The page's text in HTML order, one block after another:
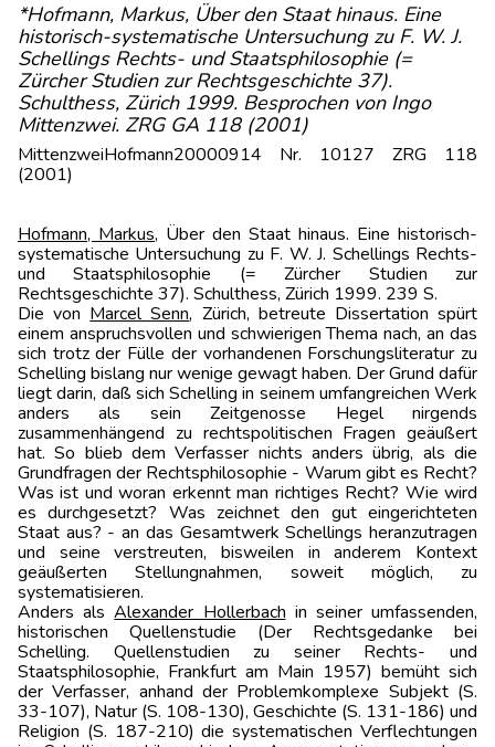
*Hofmann, Markus, Über den Staat hinaus. Eine
historisch-systematische Untersuchung zu F. W. J.
Schellings Rechts- und Staatsphilosophie (=
Zürcher Studien zur Rechtsgeschichte 37).
Schulthess, Zürich 1999. Besprochen von Ingo
Mittenzwei. ZRG GA 118 (2001)
MittenzweiHofmann20000914 Nr. 10127 ZRG 118
(2001)
Hofmann, Markus, Über den Staat hinaus. Eine historisch-
systematische Untersuchung zu F. W. J. Schellings Rechts-
und Staatsphilosophie (= Zürcher Studien zur
Rechtsgeschichte 37). Schulthess, Zürich 1999. 239 S.
Die von Marcel Senn, Zürich, betreute Dissertation spürt
einem anspruchsvollen und schwierigen Thema nach, an das
sich trotz der Fülle der vorhandenen Forschungsliteratur zu
Schelling bislang nur wenige gewagt haben. Der Grund dafür
liegt darin, daß sich Schelling in seinem umfangreichen Werk
anders als sein Zeitgenosse Hegel nirgends
zusammenhängend zu rechtspolitischen Fragen geäußert
hat. So blieb dem Verfasser nichts anders übrig, als die
Grundfragen der Rechtsphilosophie - Warum gibt es Recht?
Was ist und woran erkennt man richtiges Recht? Wie wird
es durchgesetzt? Was zeichnet den gut eingerichteten
Staat aus? - an das Gesamtwerk Schellings heranzu­tragen
und seine verstreuten, bisweilen in anderem Kontext
geäußerten Stellungnahmen, soweit möglich, zu
systematisieren.
Anders alsAlexander Hollerbach in seiner umfassenden,
historischen Quellenstudie (Der Rechtsgedanke bei
Schelling. Quellenstudien zu seiner Rechts- und
Staatsphilosophie, Frankfurt am Main 1957) bemüht sich
der Verfasser, anhand der Problemkomplexe Subjekt (S.
33-107), Natur (S. 108-130), Geschichte (S. 131-186) und
Religion (S. 187-210) die systematischen Verflechtungen